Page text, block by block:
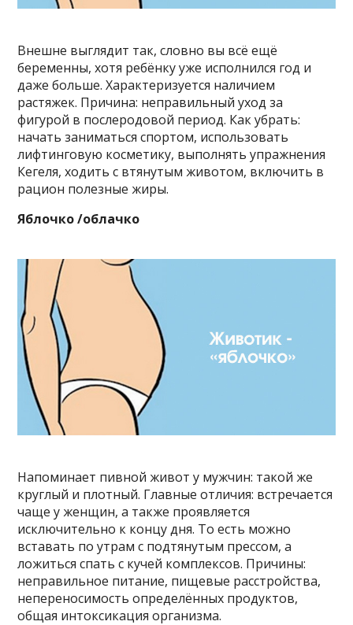
Внешне выглядит так, словно вы всё ещё
беременны, хотя ребёнку уже исполнился год и
даже больше. Характеризуется наличием
растяжек. Причина: неправильный уход за
фигурой в послеродовой период. Как убрать:
начать заниматься спортом, использовать
лифтинговую косметику, выполнять упражнения
Кегеля, ходить с втянутым животом, включить в
рацион полезные жиры.
Яблочко /облачко
Напоминает пивной живот у мужчин: такой же
круглый и плотный. Главные отличия: встречается
чаще у женщин, а также проявляется
исключительно к концу дня. То есть можно
вставать по утрам с подтянутым прессом, а
ложиться спать с кучей комплексов. Причины:
неправильное питание, пищевые расстройства,
непереносимость определённых продуктов,
общая интоксикация организма.